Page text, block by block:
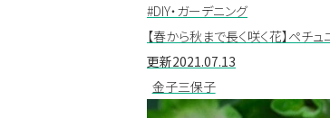
#DIY・ガーデニング
【春から秋まで長く咲く花】ペチ
更新2021.07.13
金子三保子